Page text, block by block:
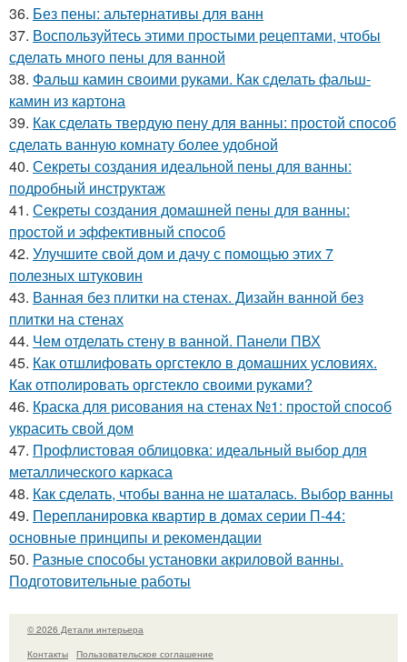
36. Без пены: альтернативы для ванн
37. Воспользуйтесь этими простыми рецептами, чтобы
сделать много пены для ванной
38. Фальш камин своими руками. Как сделать фальш-
камин из картона
39. Как сделать твердую пену для ванны: простой способ
сделать ванную комнату более удобной
40. Секреты создания идеальной пены для ванны:
подробный инструктаж
41. Секреты создания домашней пены для ванны:
простой и эффективный способ
42. Улучшите свой дом и дачу с помощью этих 7
полезных штуковин
43. Ванная без плитки на стенах. Дизайн ванной без
плитки на стенах
44. Чем отделать стену в ванной. Панели ПВХ
45. Как отшлифовать оргстекло в домашних условиях.
Как отполировать оргстекло своими руками?
46. Краска для рисования на стенах №1: простой способ
украсить свой дом
47. Профлистовая облицовка: идеальный выбор для
металлического каркаса
48. Как сделать, чтобы ванна не шаталась. Выбор ванны
49. Перепланировка квартир в домах серии П-44:
основные принципы и рекомендации
50. Разные способы установки акриловой ванны.
Подготовительные работы
© 2026 Детали интерьера
Контакты
Пользовательское соглашение